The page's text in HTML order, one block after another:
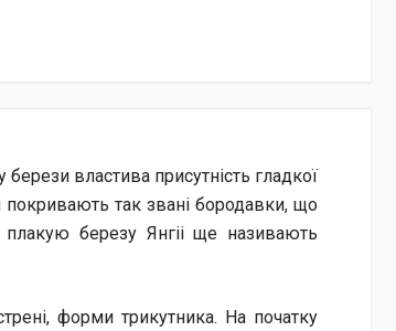
властива присутність гладкої
покривають так звані бородавки, що
березу Янгіі ще називають
форми трикутника. На початку